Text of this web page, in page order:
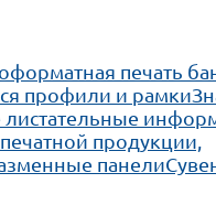
печать
профили и рамки
продукции,
панели